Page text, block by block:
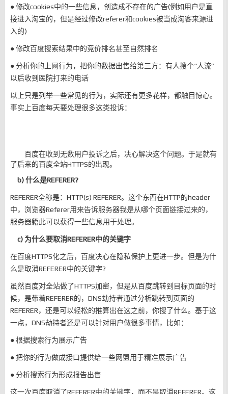
● 修改cookies中的一些信息，创造成不存在的广告(例如用户是直
接进入淘宝的，但是经过修改referer和cookies被当成淘客来源进
入的)
● 修改百度搜索结果中的竞价排名甚至自然排名
● 分析你的上网行为，把你的数据出售给第三方：有人搜个“人流”
以后收到医院打来的电话
以上只是列举一些常见的行为，实际还有更多花样，都触目惊心。
事实上百度每天要处理很多这类投诉：
百度在收到无数用户投诉之后，决心解决这个问题。于是就有
了后来的百度全站HTTPS的出现。
b) 什么是REFERER?
REFERER全称是：HTTP(s) REFERER。这个东西在HTTP的header
中，浏览器Referer用来告诉服务器我是从哪个页面链接过来的，
服务器籍此可以获得一些信息用于处理。
c) 为什么要取消REFERER中的关键字
在百度HTTPS化之后，百度决心在隐私保护上更进一步。但是为什
么是取消REFERER中的关键字?
虽然百度对全站做了HTTPS加密，但是从百度跳转到目标页面的时
候，是带着REFERER的，DNS劫持者通过分析跳转到页面的
REFERER，还是可以轻松的推算出在这之前，你搜了什么。基于这
一点，DNS劫持者还是可以针对用户做很多事情，比如：
● 根据搜索行为展示广告
● 把你的行为做成接口提供给一些网盟用于精准展示广告
● 分析搜索行为形成报告出售
这一次百度取消了REFERER中的关键字，而不是取消REFERER。这